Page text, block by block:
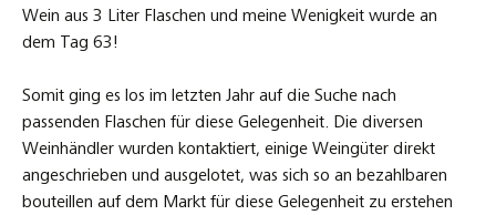
Wein aus 3 Liter Flaschen und meine Wenigkeit wurde an
dem Tag 63!
Somit ging es los im letzten Jahr auf die Suche nach
passenden Flaschen für diese Gelegenheit. Die diversen
Weinhändler wurden kontaktiert, einige Weingüter direkt
angeschrieben und ausgelotet, was sich so an bezahlbaren
bouteillen auf dem Markt für diese Gelegenheit zu erstehen